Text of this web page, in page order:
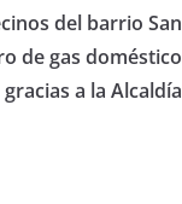
del barrio San
de gas doméstico
gracias a la Alcaldía